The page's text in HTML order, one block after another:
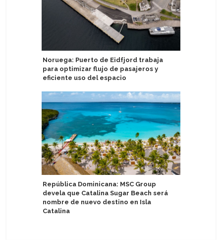
Noruega: Puerto de Eidfjord trabaja
para optimizar flujo de pasajeros y
eficiente uso del espacio
República Dominicana: MSC Group
devela que Catalina Sugar Beach será
nombre de nuevo destino en Isla
Catalina